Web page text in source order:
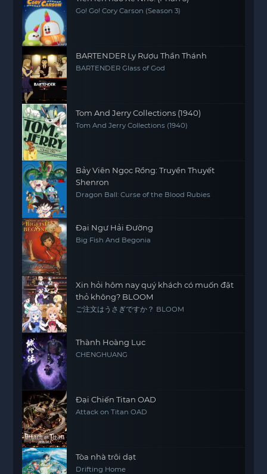
Go! Go! Cory Carson (Season 3)
BARTENDER Ly Rượu Thần Thánh
BARTENDER Glass of God
Tom And Jerry Collections (1940)
Tom And Jerry Collections (1940)
Bảy Viên Ngọc Rồng: Truyền Thuyết
Shenron
Dragon Ball: Curse of the Blood Rubies
Đại Ngư Hải Đường
Big Fish And Begonia
Xin hỏi hôm nay quý khách có muốn đặt
thỏ không? BLOOM
ご注文はうさぎですか？ BLOOM
Thành Hoàng Lục
CHENGHUANG
Đại Chiến Titan OAD
Attack on Titan OAD
Tòa nhà trôi dạt
Drifting Home